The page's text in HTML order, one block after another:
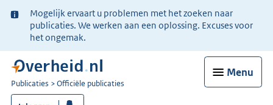
Ter
informatie:
Mogelijk ervaart u problemen met het zoeken naar
publicaties. We werken aan een oplossing. Excuses voor
het ongemak.
Menu
U
bent
Publicaties Officiële publicaties